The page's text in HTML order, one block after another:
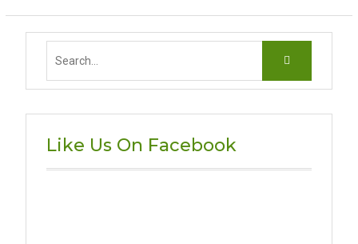
Like Us On Facebook